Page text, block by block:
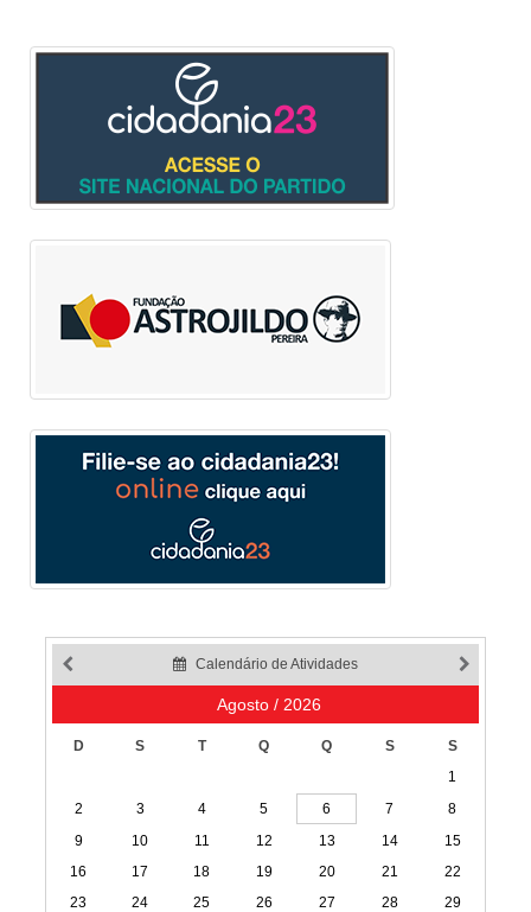
Calendário de Atividades
Agosto / 2026
D S T Q Q S
S
1
2
3 4 5 6 7
8
9
10 11 12 13 14
15
16
17 18 19 20 21
22
23
24 25 26 27 28
29